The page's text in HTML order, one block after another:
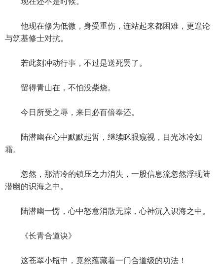
他现在修为低微，身受重伤，连站起来都困难，更遑论
与筑基修士对抗。
若此刻冲动行事，不过是送死罢了。
留得青山在，不怕没柴烧。
今日所受之辱，来日必百倍奉还。
陆潜幽在心中默默起誓，继续眯眼窥视，目光冰冷如
霜。
忽然，那清冷的镇压之力消失，一股信息流忽然浮现陆
潜幽的识海之中。
陆潜幽一愣，心中怒意消散无踪，心神沉入识海之中。
《长青合道诀》
这苍翠小瓶中，竟然蕴藏着一门合道级的功法！